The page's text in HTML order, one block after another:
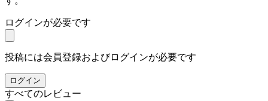
ログインが必要です
投稿には会員登録およびログインが必要です
ログイン
すべてのレビュー